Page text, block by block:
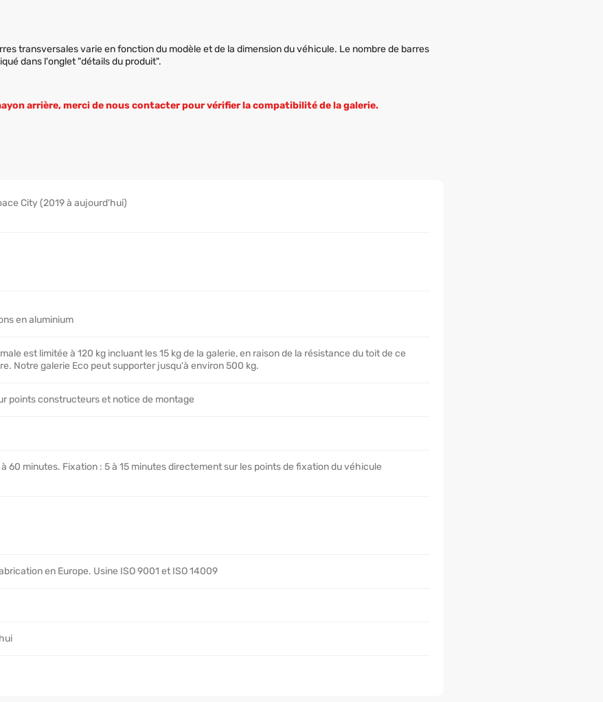
transversales varie en fonction du modèle et de la dimension du véhicule. Le nombre de barres
dans l'onglet "détails du produit".
arrière, merci de nous contacter pour vérifier la compatibilité de la galerie.
City (2019 à aujourd'hui)
en aluminium
est limitée à 120 kg incluant les 15 kg de la galerie, en raison de la résistance du toit de ce
Notre galerie Eco peut supporter jusqu'à environ 500 kg.
points constructeurs et notice de montage
60 minutes. Fixation : 5 à 15 minutes directement sur les points de fixation du véhicule
en Europe. Usine ISO 9001 et ISO 14009